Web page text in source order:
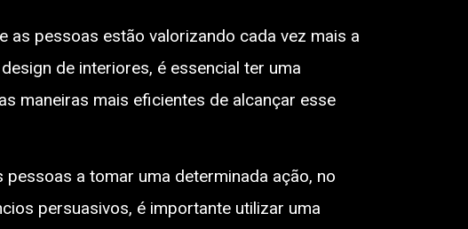
as pessoas estão valorizando cada vez mais a
de interiores, é essencial ter uma
maneiras mais eficientes de alcançar esse
a tomar uma determinada ação, no
persuasivos, é importante utilizar uma